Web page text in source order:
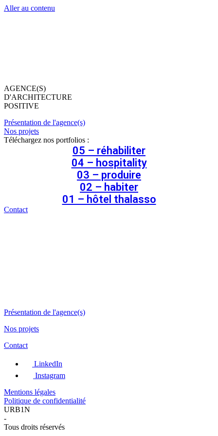
Aller au contenu
AGENCE(S)
D'ARCHITECTURE
POSITIVE
Présentation de l'agence(s)
Nos projets
Téléchargez nos portfolios :
05 – réhabiliter
04 – hospitality
03 – produire
02 – habiter
01 – hôtel thalasso
Contact
Présentation de l'agence(s)
Nos projets
Contact
LinkedIn
Instagram
Mentions légales
Politique de confidentialité
URB1N
-
Tous droits réservés